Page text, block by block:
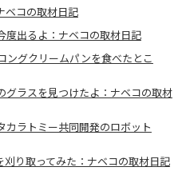
ベコの取材日記
度出るよ：ナベコの取材日記
ングクリームパンを食べたとこ
グラスを見つけたよ：ナベコの取材
ラトミー共同開発のロボット
り取ってみた：ナベコの取材日記